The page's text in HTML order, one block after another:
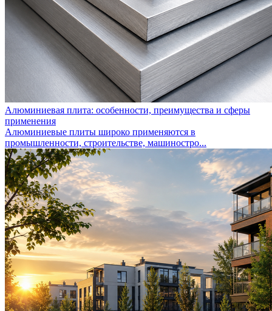
Алюминиевая плита: особенности, преимущества и сферы
применения
Алюминиевые плиты широко применяются в
промышленности, строительстве, машиностро...